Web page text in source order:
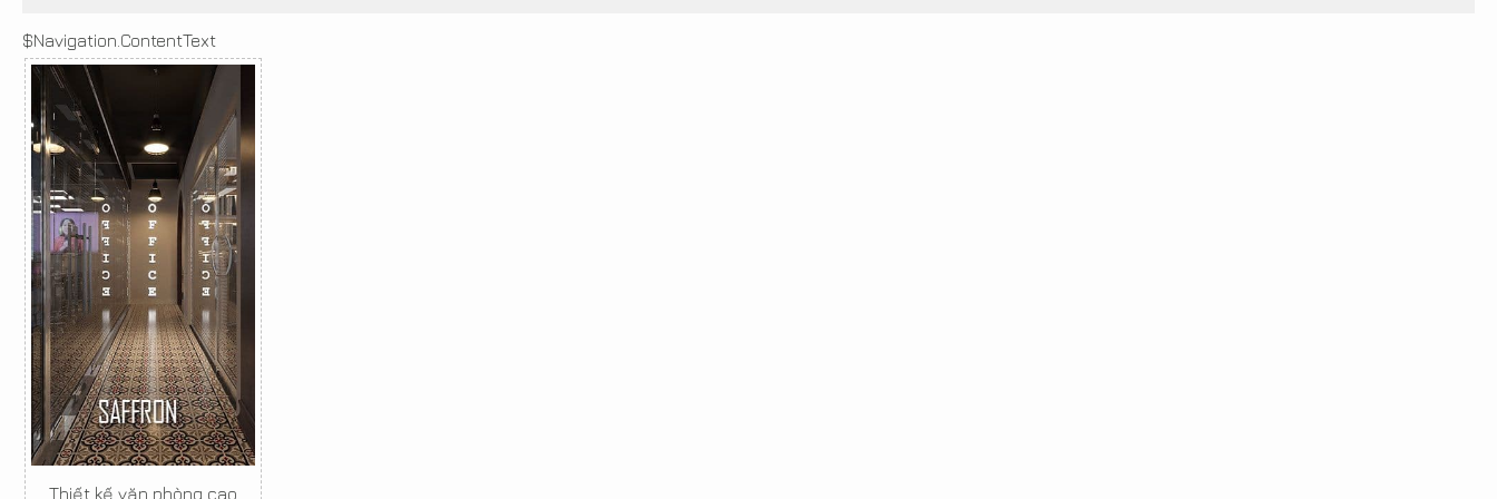
$Navigation.ContentText
Thiết kế văn phòng cao